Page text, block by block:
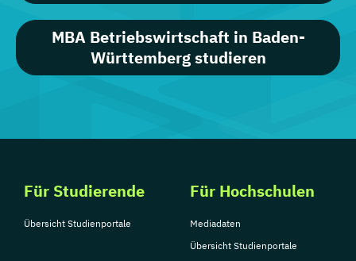
MBA Betriebswirtschaft in Baden-
Württemberg studieren
Für Studierende
Übersicht Studienportale
Für Hochschulen
Mediadaten
Übersicht Studienportale